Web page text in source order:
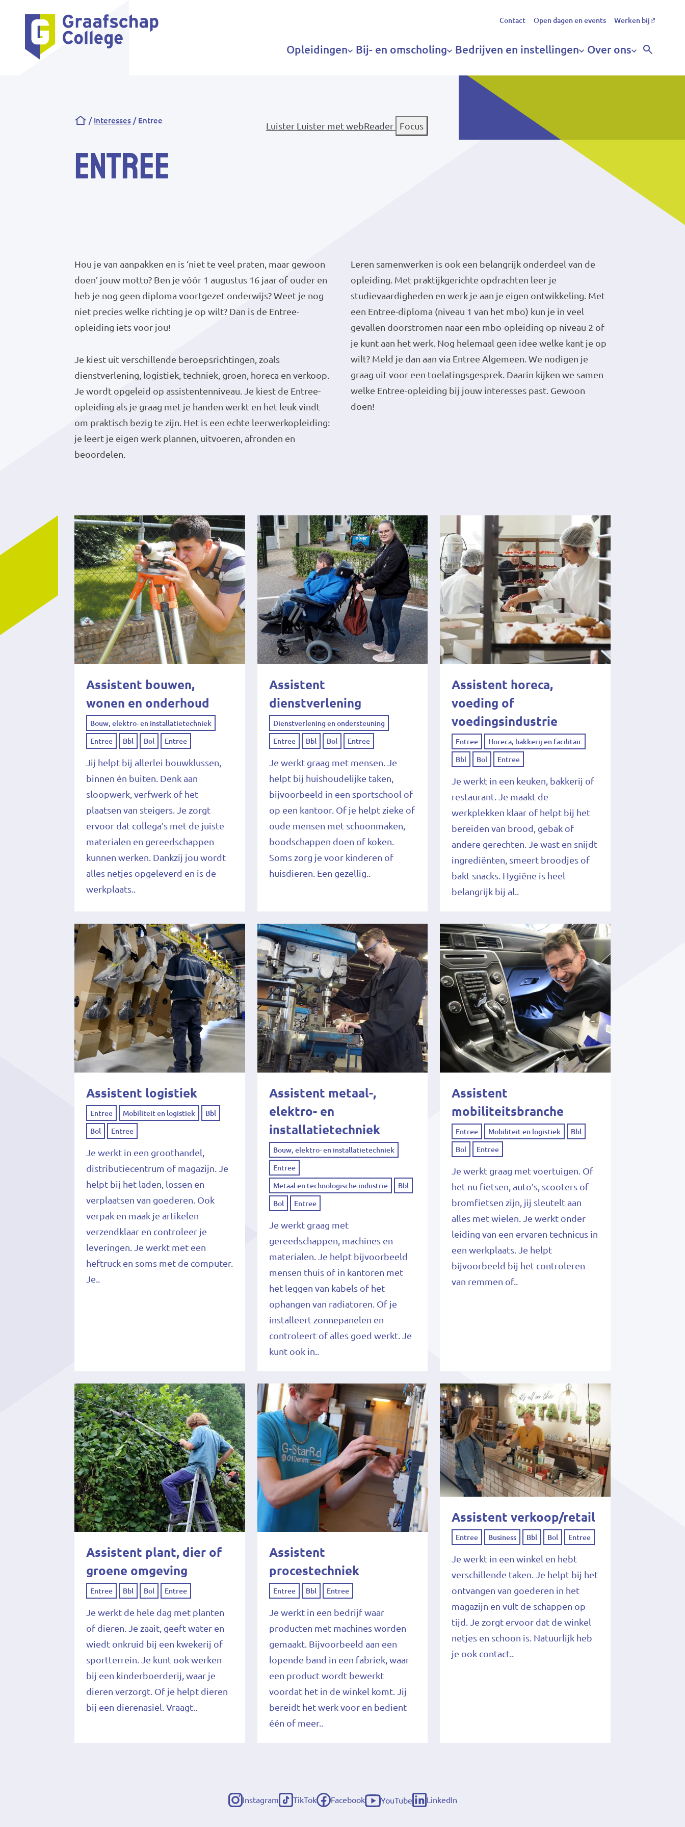
Secundair
menu
Contact Open dagen en events Werken bij
Hoofdnavigatie
Opleidingen Bij- en omscholing Bedrijven en instellingen Over ons
Luister Luister met webReader Focus
Kruimelpad
Interesses Entree
Entree
Hou je van aanpakken en is ‘niet te veel praten, maar gewoon
doen’ jouw motto? Ben je vóór 1 augustus 16 jaar of ouder en
heb je nog geen diploma voortgezet onderwijs? Weet je nog
niet precies welke richting je op wilt? Dan is de Entree-
opleiding iets voor jou!
Je kiest uit verschillende beroepsrichtingen, zoals
dienstverlening, logistiek, techniek, groen, horeca en verkoop.
Je wordt opgeleid op assistentenniveau. Je kiest de Entree-
opleiding als je graag met je handen werkt en het leuk vindt
om praktisch bezig te zijn. Het is een echte leerwerkopleiding:
je leert je eigen werk plannen, uitvoeren, afronden en
beoordelen.
Leren samenwerken is ook een belangrijk onderdeel van de
opleiding. Met praktijkgerichte opdrachten leer je
studievaardigheden en werk je aan je eigen ontwikkeling. Met
een Entree-diploma (niveau 1 van het mbo) kun je in veel
gevallen doorstromen naar een mbo-opleiding op niveau 2 of
je kunt aan het werk. Nog helemaal geen idee welke kant je op
wilt? Meld je dan aan via Entree Algemeen. We nodigen je
graag uit voor een toelatingsgesprek. Daarin kijken we samen
welke Entree-opleiding bij jouw interesses past. Gewoon
doen!
Assistent bouwen,
wonen en onderhoud
Bouw, elektro- en installatietechniek
Entree Bbl Bol Entree
Jij helpt bij allerlei bouwklussen,
binnen én buiten. Denk aan
sloopwerk, verfwerk of het
plaatsen van steigers. Je zorgt
ervoor dat collega’s met de juiste
materialen en gereedschappen
kunnen werken. Dankzij jou wordt
alles netjes opgeleverd en is de
werkplaats..
Assistent
dienstverlening
Dienstverlening en ondersteuning
Entree Bbl Bol Entree
Je werkt graag met mensen. Je
helpt bij huishoudelijke taken,
bijvoorbeeld in een sportschool of
op een kantoor. Of je helpt zieke of
oude mensen met schoonmaken,
boodschappen doen of koken.
Soms zorg je voor kinderen of
huisdieren. Een gezellig..
Assistent horeca,
voeding of
voedingsindustrie
Entree Horeca, bakkerij en facilitair
Bbl Bol Entree
Je werkt in een keuken, bakkerij of
restaurant. Je maakt de
werkplekken klaar of helpt bij het
bereiden van brood, gebak of
andere gerechten. Je wast en snijdt
ingrediënten, smeert broodjes of
bakt snacks. Hygiëne is heel
belangrijk bij al..
Assistent logistiek
Entree Mobiliteit en logistiek Bbl
Bol Entree
Je werkt in een groothandel,
distributiecentrum of magazijn. Je
helpt bij het laden, lossen en
verplaatsen van goederen. Ook
verpak en maak je artikelen
verzendklaar en controleer je
leveringen. Je werkt met een
heftruck en soms met de computer.
Je..
Assistent metaal-,
elektro- en
installatietechniek
Bouw, elektro- en installatietechniek
Entree
Metaal en technologische industrie Bbl
Bol Entree
Je werkt graag met
gereedschappen, machines en
materialen. Je helpt bijvoorbeeld
mensen thuis of in kantoren met
het leggen van kabels of het
ophangen van radiatoren. Of je
installeert zonnepanelen en
controleert of alles goed werkt. Je
kunt ook in..
Assistent
mobiliteitsbranche
Entree Mobiliteit en logistiek Bbl
Bol Entree
Je werkt graag met voertuigen. Of
het nu fietsen, auto’s, scooters of
bromfietsen zijn, jij sleutelt aan
alles met wielen. Je werkt onder
leiding van een ervaren technicus in
een werkplaats. Je helpt
bijvoorbeeld bij het controleren
van remmen of..
Assistent plant, dier of
groene omgeving
Entree Bbl Bol Entree
Je werkt de hele dag met planten
of dieren. Je zaait, geeft water en
wiedt onkruid bij een kwekerij of
sportterrein. Je kunt ook werken
bij een kinderboerderij, waar je
dieren verzorgt. Of je helpt dieren
bij een dierenasiel. Vraagt..
Assistent
procestechniek
Entree Bbl Entree
Je werkt in een bedrijf waar
producten met machines worden
gemaakt. Bijvoorbeeld aan een
lopende band in een fabriek, waar
een product wordt bewerkt
voordat het in de winkel komt. Jij
bereidt het werk voor en bedient
één of meer..
Assistent verkoop/retail
Entree Business Bbl Bol Entree
Je werkt in een winkel en hebt
verschillende taken. Je helpt bij het
ontvangen van goederen in het
magazijn en vult de schappen op
tijd. Je zorgt ervoor dat de winkel
netjes en schoon is. Natuurlijk heb
je ook contact..
Instagram
(externe
TikTok
(externe
Facebook
(externe
YouTube
(externe
LinkedIn
(externe